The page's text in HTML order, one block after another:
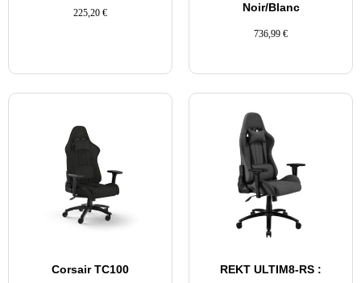
225,20 €
Noir/Blanc
736,99 €
Corsair TC100
REKT ULTIM8-RS :